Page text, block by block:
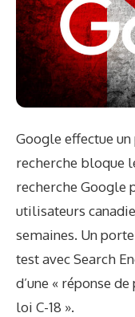
Google effectue
recherche bloque
recherche Google
utilisateurs
semaines. Un
test avec Search
d’une « réponse
loi C-18 ».